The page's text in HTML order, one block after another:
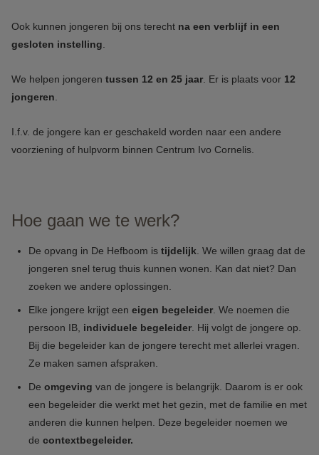
Ook kunnen jongeren bij ons terecht na een verblijf in een
gesloten instelling
We helpen jongeren tussen 12 en 25 jaar . Er is plaats voor 12
jongeren
I.f.v. de jongere kan er geschakeld worden naar een andere
voorziening of hulpvorm binnen Centrum Ivo Cornelis.
Hoe gaan we te werk?
De opvang in De Hefboom is tijdelijk . We willen graag dat de
jongeren snel terug thuis kunnen wonen. Kan dat niet? Dan
zoeken we andere oplossingen.
Elke jongere krijgt een eigen begeleider . We noemen die
persoon IB, individuele begeleider . Hij volgt de jongere op.
Bij die begeleider kan de jongere terecht met allerlei vragen.
Ze maken samen afspraken.
De omgeving van de jongere is belangrijk. Daarom is er ook
een begeleider die werkt met het gezin, met de familie en met
anderen die kunnen helpen. Deze begeleider noemen we
de contextbegeleider.